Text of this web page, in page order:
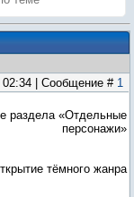
02:34 | Сообщение # 1
раздела «Отдельные
персонажи»
тёмного жанра